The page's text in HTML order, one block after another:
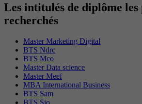
Les intitulés de diplôme les
recherchés
Master Marketing Digital
BTS Ndrc
BTS Mco
Master Data science
Master Meef
MBA International Business
BTS Sam
BTS Sio